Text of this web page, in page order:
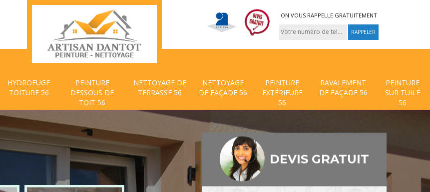
ON VOUS RAPPELLE GRATUITEMENT
HYDROFUGE
TOITURE 56
PEINTURE
DESSOUS DE
TOIT 56
NETTOYAGE DE
TERRASSE 56
NETTOYAGE
DE FAÇADE 56
PEINTURE
EXTÉRIEURE
56
RAVALEMENT
DE FAÇADE 56
PEINTURE
SUR TUILE
56
DEVIS GRATUIT